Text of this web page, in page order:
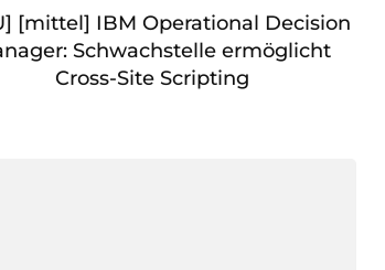
[mittel] IBM Operational Decision
Schwachstelle ermöglicht
Cross-Site Scripting